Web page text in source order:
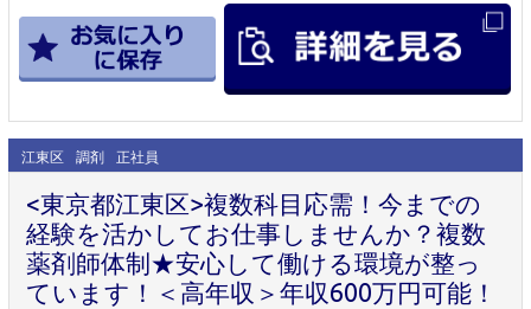
江東区 調剤 正社員
<東京都江東区>複数科目応需！今までの
経験を活かしてお仕事しませんか？複数
薬剤師体制★安心して働ける環境が整っ
ています！＜高年収＞年収600万円可能！